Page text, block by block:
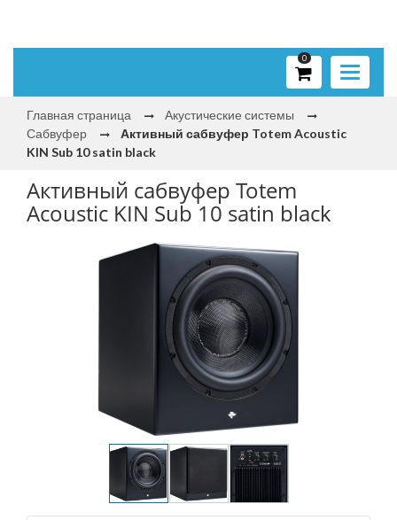
Toggle
0
Главная страница
Акустические системы
Сабвуфер
Активный сабвуфер Totem Acoustic
KIN Sub 10 satin black
Активный сабвуфер Totem
Acoustic KIN Sub 10 satin black